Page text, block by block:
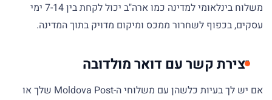
משלוח בינלאומי למדינה כמו ארה"ב יכול לקחת בין 7-14 ימי
עסקים, בכפוף לשחרור ממכס ומיקום מדויק בתוך המדינה.
יצירת קשר עם דואר מולדובה
אם יש לך בעיות כלשהן עם משלוחי ה-Moldova Post שלך או